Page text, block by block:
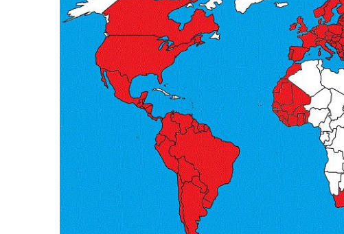
Folie Pentru Feronerie De
Siguranță Și Securitate
Folie